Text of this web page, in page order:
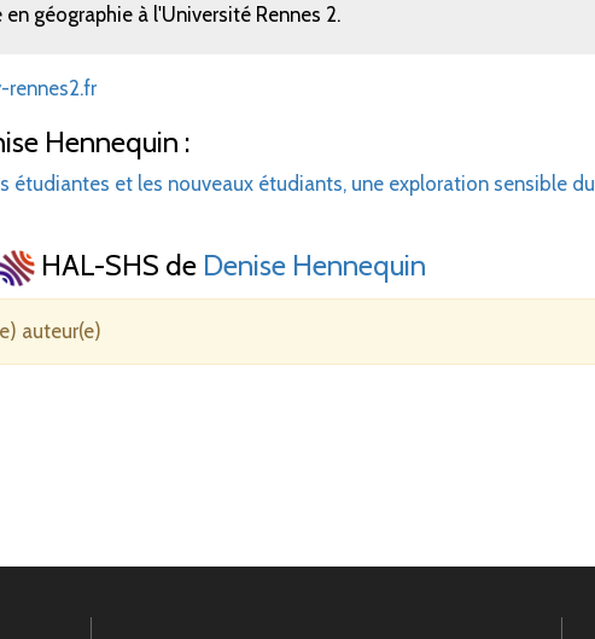
géographie à l'Université Rennes 2.
rennes2.fr
Hennequin :
étudiantes et les nouveaux étudiants, une exploration sensible du
HAL-SHS de Denise Hennequin
auteur(e)